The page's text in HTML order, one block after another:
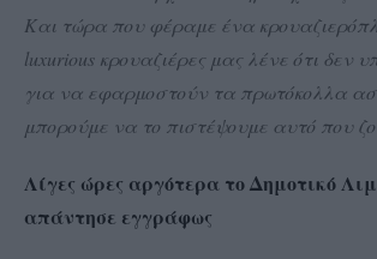
Και τώρα που φέραμε ένα
luxurious κρουαζιέρες μας λένε ότι δεν
για να εφαρμοστούν τα πρωτόκολλα
μπορούμε να το πιστέψουμε αυτό που
Λίγες ώρες αργότερα το Δημοτικό
απάντησε εγγράφως